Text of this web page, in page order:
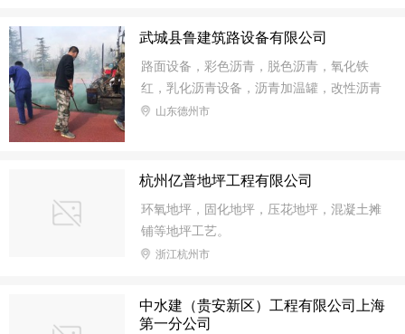
武城县鲁建筑路设备有限公司
路面设备，彩色沥青，脱色沥青，氧化铁
红，乳化沥青设备，沥青加温罐，改性沥青
设备，路面材料，
山东德州市
杭州亿普地坪工程有限公司
环氧地坪，固化地坪，压花地坪，混凝土摊
铺等地坪工艺。
浙江杭州市
中水建（贵安新区）工程有限公司上海
第一分公司